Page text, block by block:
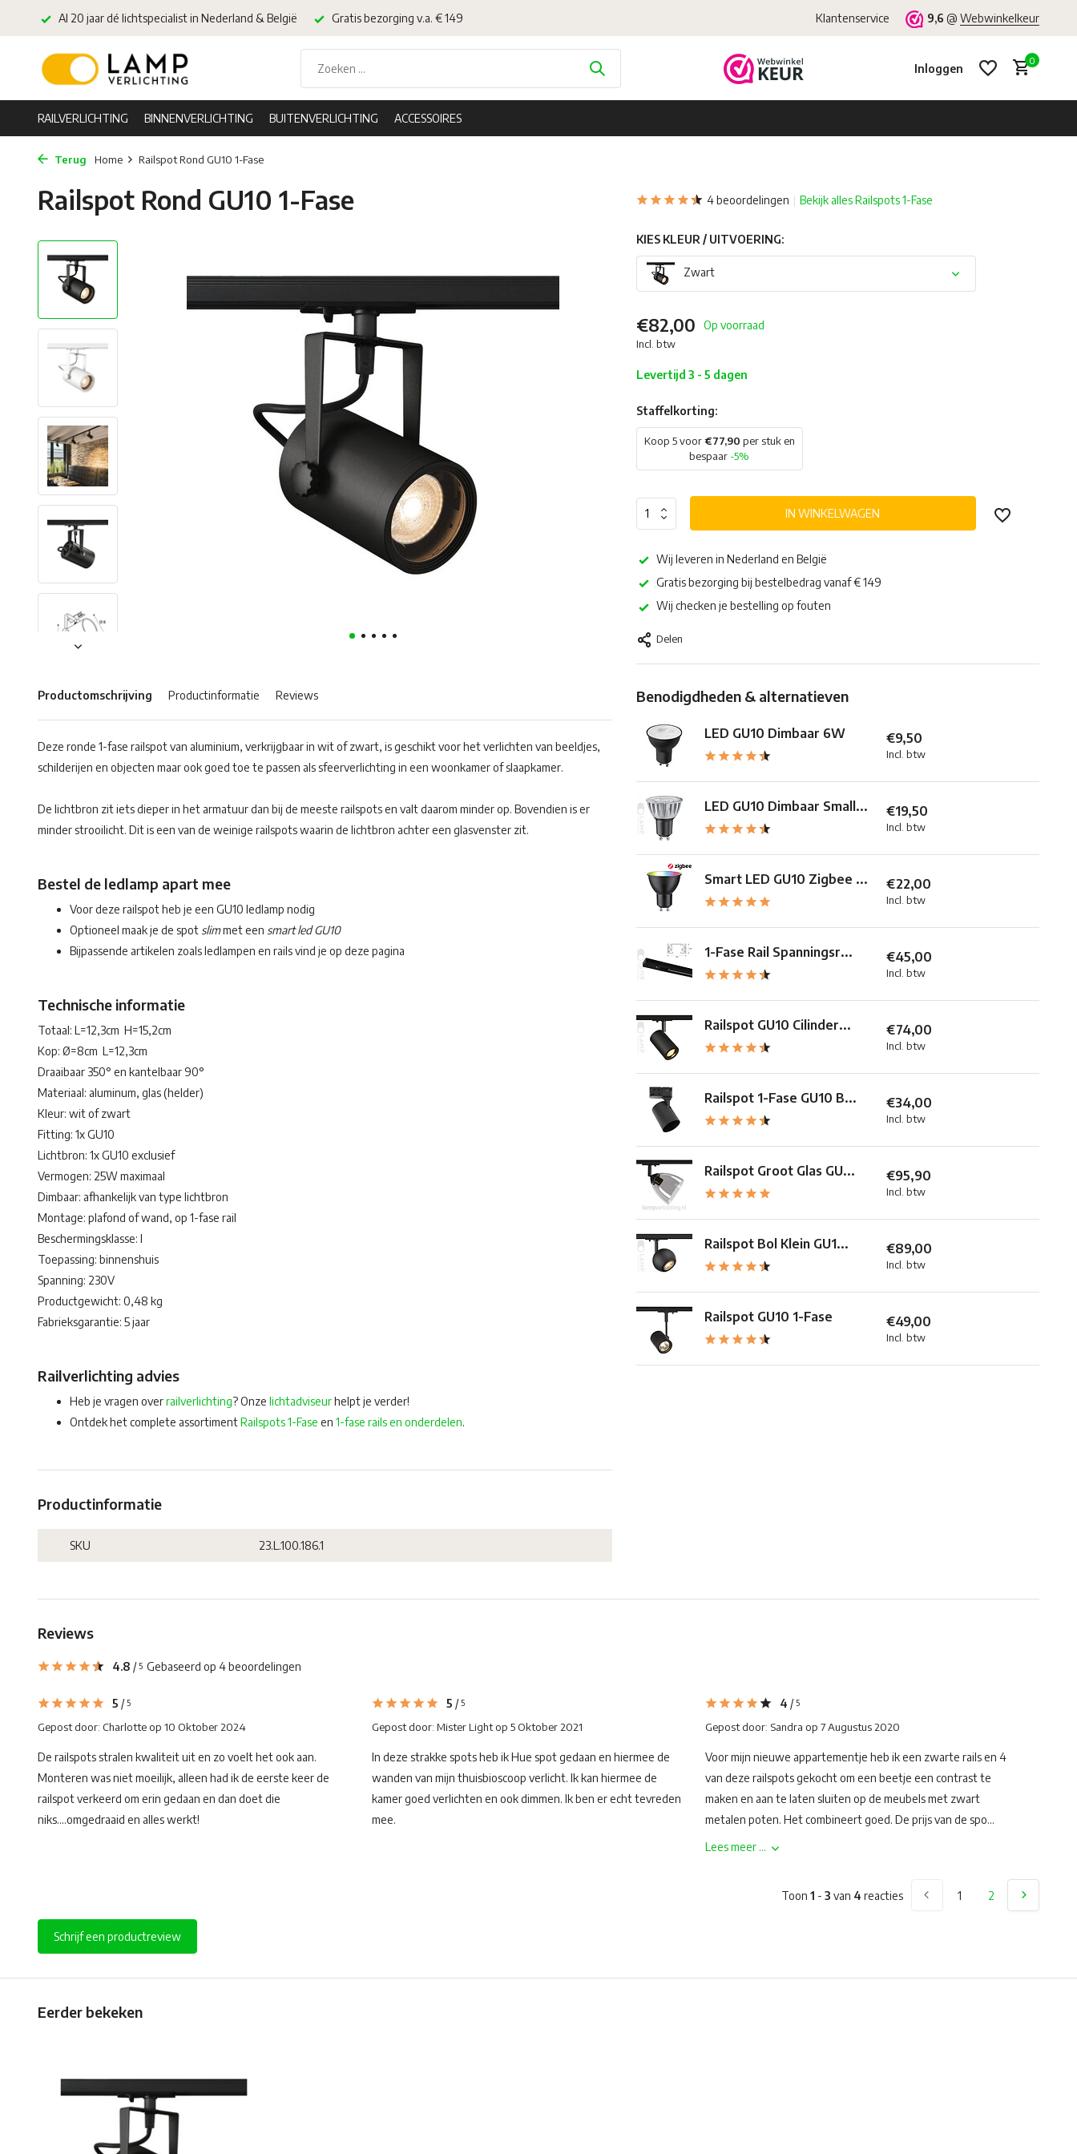
Al 20 jaar dé lichtspecialist in Nederland & België Gratis bezorging v.a. € 149 Klantenservice 9,6 @ Webwinkelkeur
Inloggen
0
RAILVERLICHTING BINNENVERLICHTING BUITENVERLICHTING ACCESSOIRES
Terug Home Railspot Rond GU10 1-Fase
Railspot Rond GU10 1-Fase
Productomschrijving Productinformatie Reviews
Deze ronde 1-fase railspot van aluminium, verkrijgbaar in wit of zwart, is geschikt voor het verlichten van beeldjes,
schilderijen en objecten maar ook goed toe te passen als sfeerverlichting in een woonkamer of slaapkamer.
De lichtbron zit iets dieper in het armatuur dan bij de meeste railspots en valt daarom minder op. Bovendien is er
minder strooilicht. Dit is een van de weinige railspots waarin de lichtbron achter een glasvenster zit.
Bestel de ledlamp apart mee
Voor deze railspot heb je een GU10 ledlamp nodig
Optioneel maak je de spot slimmet een smart led GU10
Bijpassende artikelen zoals ledlampen en rails vind je op deze pagina
Technische informatie
Totaal: L=12,3cm H=15,2cm
Kop: Ø=8cm L=12,3cm
Draaibaar 350° en kantelbaar 90°
Materiaal: aluminum, glas (helder)
Kleur: wit of zwart
Fitting: 1x GU10
Lichtbron: 1x GU10 exclusief
Vermogen: 25W maximaal
Dimbaar: afhankelijk van type lichtbron
Montage: plafond of wand, op 1-fase rail
Beschermingsklasse: I
Toepassing: binnenshuis
Spanning: 230V
Productgewicht: 0,48 kg
Fabrieksgarantie: 5 jaar
Railverlichting advies
Heb je vragen overrailverlichting? Onze lichtadviseurhelpt je verder!
Ontdek het complete assortimentRailspots 1-Fase en 1-fase rails en onderdelen.
Productinformatie
SKU 23.L.100.186.1
4 beoordelingen Bekijk alles Railspots 1-Fase
KIES KLEUR / UITVOERING:
Zwart
€82,00 Op voorraad
Incl. btw
Levertijd 3 - 5 dagen
Staffelkorting:
Koop 5 voor€77,90 per stuk en
bespaar -5%
IN WINKELWAGEN
Wij leveren in Nederland en België
Gratis bezorging bij bestelbedrag vanaf € 149
Wij checken je bestelling op fouten
Delen
Benodigdheden & alternatieven
LED GU10 Dimbaar 6W €9,50
Incl. btw
LED GU10 Dimbaar Small... €19,50
Incl. btw
Smart LED GU10 Zigbee ... €22,00
Incl. btw
1-Fase Rail Spanningsr... €45,00
Incl. btw
Railspot GU10 Cilinder... €74,00
Incl. btw
Railspot 1-Fase GU10 B... €34,00
Incl. btw
Railspot Groot Glas GU... €95,90
Incl. btw
Railspot Bol Klein GU1... €89,00
Incl. btw
Railspot GU10 1-Fase €49,00
Incl. btw
Reviews
4.8 / 5 Gebaseerd op 4 beoordelingen
5 / 5
Gepost door: Charlotte op 10 Oktober 2024
De railspots stralen kwaliteit uit en zo voelt het ook aan.
Monteren was niet moeilijk, alleen had ik de eerste keer de
railspot verkeerd om erin gedaan en dan doet die
niks....omgedraaid en alles werkt!
5 / 5
Gepost door: Mister Lightop 5 Oktober 2021
In deze strakke spots heb ik Hue spot gedaan en hiermee de
wanden van mijn thuisbioscoop verlicht. Ik kan hiermee de
kamer goed verlichten en ook dimmen. Ik ben er echt tevreden
mee.
4 /5
Gepost door: Sandra op 7 Augustus 2020
Voor mijn nieuwe appartementje heb ik een zwarte rails en 4
van deze railspots gekocht om een beetje een contrast te
maken en aan te laten sluiten op de meubels met zwart
metalen poten. Het combineert goed. De prijs van de spo...
Lees meer ...
Toon 1 - 3 van 4 reacties 1 2
Schrijf een productreview
Eerder bekeken